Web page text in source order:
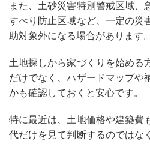
また、土砂災害特別警戒区域、
すべり防止区域など、一定の災
助対象外になる場合があります。
土地探しから家づくりを始める
だけでなく、ハザードマップや
かも確認しておくと安心です。
特に最近は、土地価格や建築費
代だけを見て判断するのではな